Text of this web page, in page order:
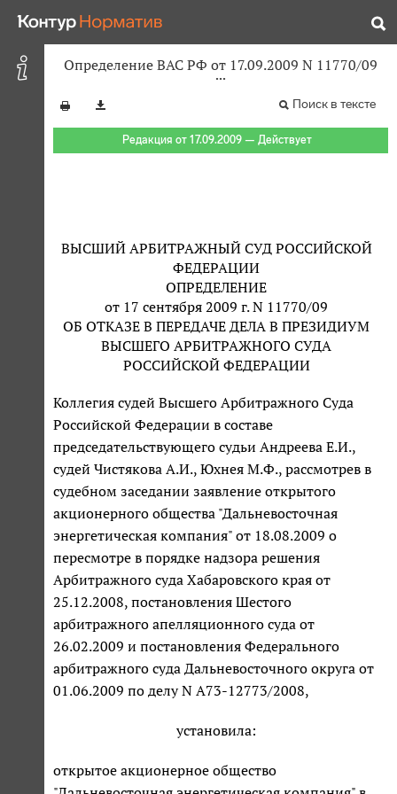
Определение ВАС РФ от 17.09.2009 N 11770/09
Поиск в тексте
Редакция от 17.09.2009 — Действует
ВЫСШИЙ АРБИТРАЖНЫЙ СУД РОССИЙСКОЙ
ФЕДЕРАЦИИ
ОПРЕДЕЛЕНИЕ
от 17 сентября 2009 г. N 11770/09
ОБ ОТКАЗЕ В ПЕРЕДАЧЕ ДЕЛА В ПРЕЗИДИУМ
ВЫСШЕГО АРБИТРАЖНОГО СУДА
РОССИЙСКОЙ ФЕДЕРАЦИИ
Коллегия судей Высшего Арбитражного Суда
Российской Федерации в составе
председательствующего судьи Андреева Е.И.,
судей Чистякова А.И., Юхнея М.Ф., рассмотрев в
судебном заседании заявление открытого
акционерного общества "Дальневосточная
энергетическая компания" от 18.08.2009 о
пересмотре в порядке надзора решения
Арбитражного суда Хабаровского края от
25.12.2008, постановления Шестого
арбитражного апелляционного суда от
26.02.2009 и постановления Федерального
арбитражного суда Дальневосточного округа от
01.06.2009 по делу N А73-12773/2008,
установила:
открытое акционерное общество